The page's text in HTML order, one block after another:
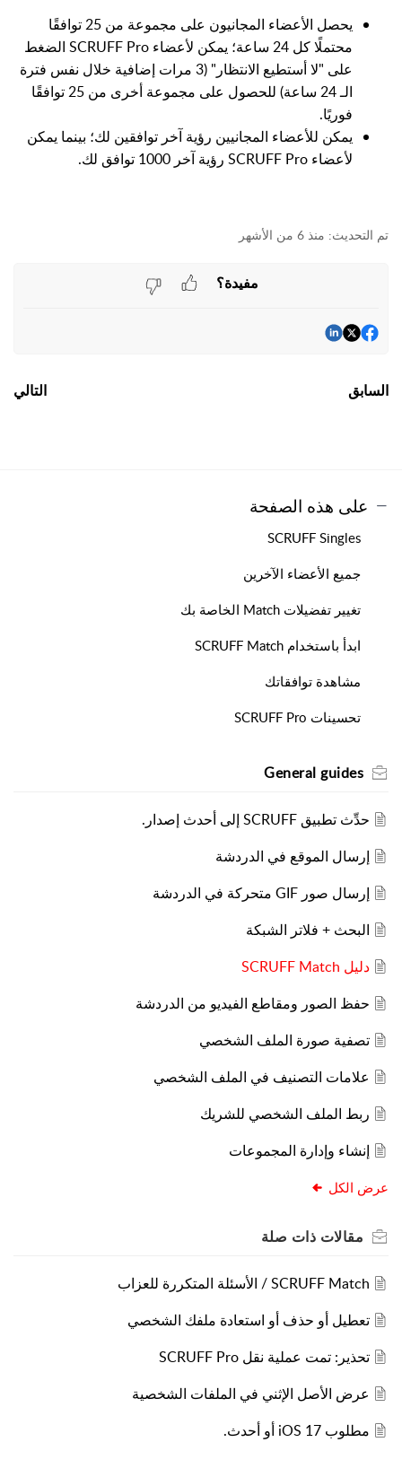
يحصل الأعضاء المجانيون على مجموعة من 25 توافقًا
محتملًا كل 24 ساعة؛ يمكن لأعضاء SCRUFF Pro الضغط
على "لا أستطيع الانتظار" (3 مرات إضافية خلال نفس فترة
الـ 24 ساعة) للحصول على مجموعة أخرى من 25 توافقًا
فوريًا.
يمكن للأعضاء المجانيين رؤية آخر توافقين لك؛ بينما يمكن
لأعضاء SCRUFF Pro رؤية آخر 1000 توافق لك.
منذ 6 من الأشهر
مفيدة؟
السابق التالي
على هذه الصفحة
SCRUFF Singles
جميع الأعضاء الآخرين
تغيير تفضيلات Match الخاصة بك
ابدأ باستخدام SCRUFF Match
مشاهدة توافقاتك
تحسينات SCRUFF Pro
General guides
حدِّث تطبيق SCRUFF إلى أحدث إصدار.
إرسال الموقع في الدردشة
إرسال صور GIF متحركة في الدردشة
البحث + فلاتر الشبكة
دليل SCRUFF Match
حفظ الصور ومقاطع الفيديو من الدردشة
تصفية صورة الملف الشخصي
علامات التصنيف في الملف الشخصي
ربط الملف الشخصي للشريك
إنشاء وإدارة المجموعات
عرض الكل
مقالات ذات صلة
SCRUFF Match / الأسئلة المتكررة للعزاب
تعطيل أو حذف أو استعادة ملفك الشخصي
تحذير: تمت عملية نقل SCRUFF Pro
عرض الأصل الإثني في الملفات الشخصية
مطلوب iOS 17 أو أحدث.